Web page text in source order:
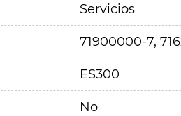
Servicios
71900000-7,
ES300
No